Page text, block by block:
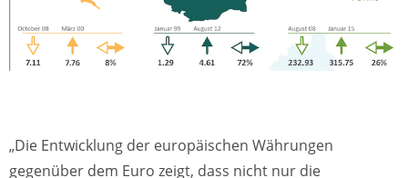
„Die Entwicklung der europäischen Währungen
gegenüber dem Euro zeigt, dass nicht nur die